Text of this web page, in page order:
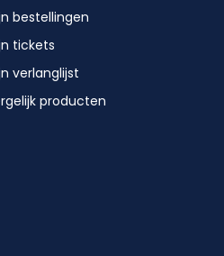
bestellingen
tickets
verlanglijst
producten